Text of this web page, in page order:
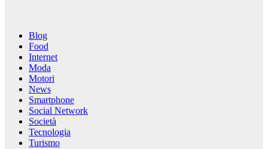
Blog
Food
Internet
Moda
Motori
News
Smartphone
Social Network
Società
Tecnologia
Turismo